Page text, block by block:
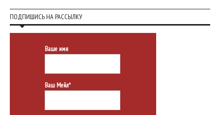
ПОДПИШИСЬ НА РАССЫЛКУ
Ваше имя
Ваш Мейл*